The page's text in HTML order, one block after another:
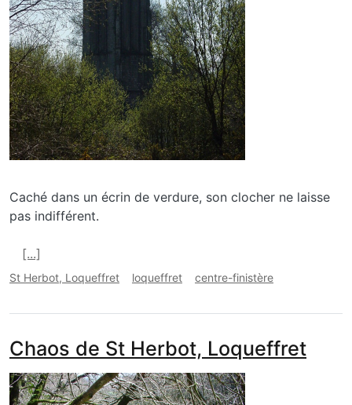
Caché dans un écrin de verdure, son clocher ne laisse
pas indifférent.
[...]
St Herbot, Loqueffret loqueffret centre-finistère
Chaos de St Herbot, Loqueffret
media_galerie_de_photo
Image